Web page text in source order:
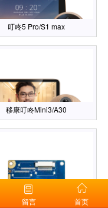
叮咚5 Pro/S1 max
移康叮咚Mini3/A30
移康视频锁猫眼VL0
留言 首页